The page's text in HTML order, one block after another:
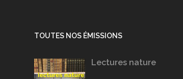
TOUTES NOS ÉMISSIONS
Lectures nature